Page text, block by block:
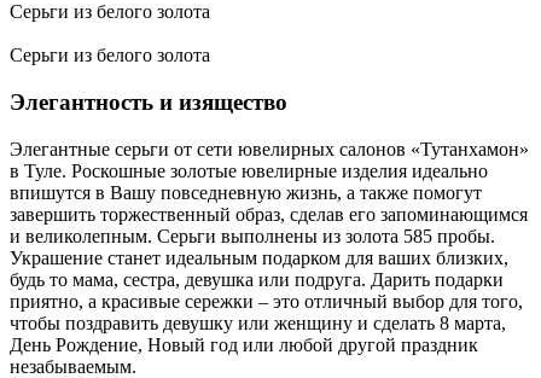
Серьги из белого золота
Серьги из белого золота
Элегантность и изящество
Элегантные серьги от сети ювелирных салонов «Тутанхамон»
в Туле. Роскошные золотые ювелирные изделия идеально
впишутся в Вашу повседневную жизнь, а также помогут
завершить торжественный образ, сделав его запоминающимся
и великолепным. Серьги выполнены из золота 585 пробы.
Украшение станет идеальным подарком для ваших близких,
будь то мама, сестра, девушка или подруга. Дарить подарки
приятно, а красивые сережки – это отличный выбор для того,
чтобы поздравить девушку или женщину и сделать 8 марта,
День Рождение, Новый год или любой другой праздник
незабываемым.